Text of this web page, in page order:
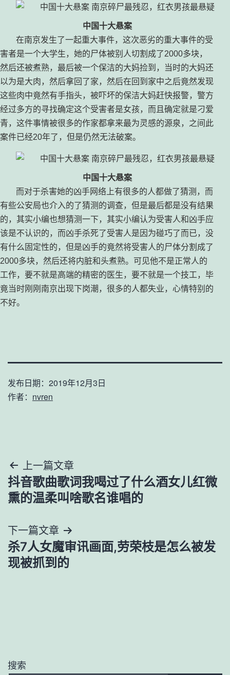
中国十大悬案
在南京发生了一起重大事件，这次恶劣的重大事件的受
害者是一个大学生，她的尸体被别人切割成了2000多块，
然后还被煮熟，最后被一个保洁的大妈捡到，当时的大妈还
以为是大肉，然后拿回了家，然后在回到家中之后竟然发现
这些肉中竟然有手指头，被吓坏的保洁大妈赶快报警，警方
经过多方的寻找确定这个受害者是女孩，而且确定就是刁爱
青，这件事情被很多的作家都拿来最为灵感的源泉，之间此
案件已经20年了，但是仍然无法破案。
中国十大悬案
而对于杀害她的凶手网络上有很多的人都做了猜测，而
有些公安局也介入的了猜测的调查，但是最后都是没有结果
的，其实小编也想猜测一下，其实小编认为受害人和凶手应
该是不认识的，而凶手杀死了受害人是因为碰巧了而已，没
有什么固定性的，但是凶手的竟然将受害人的尸体分割成了
2000多块，然后还将内脏和头煮熟。可见他不是正常人的
工作，要不就是高端的精密的医生，要不就是一个技工，毕
竟当时刚刚南京出现下岗潮，很多的人都失业，心情特别的
不好。
发布日期： 2019年12月3日
作者： nvren
文
章
航
上一篇文章
抖音歌曲歌词我喝过了什么酒女儿红微
熏的温柔叫啥歌名谁唱的
下一篇文章
杀7人女魔审讯画面,劳荣枝是怎么被发
现被抓到的
搜索